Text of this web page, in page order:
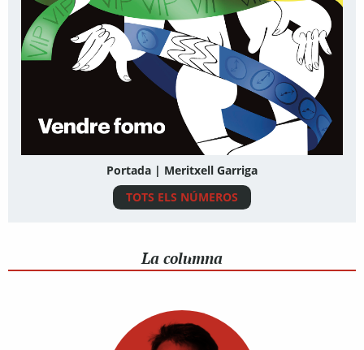
Portada | Meritxell Garriga
TOTS ELS NÚMEROS
La columna